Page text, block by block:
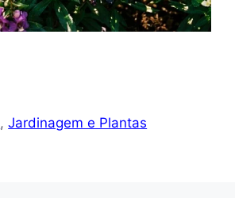
,Jardinagem e Plantas